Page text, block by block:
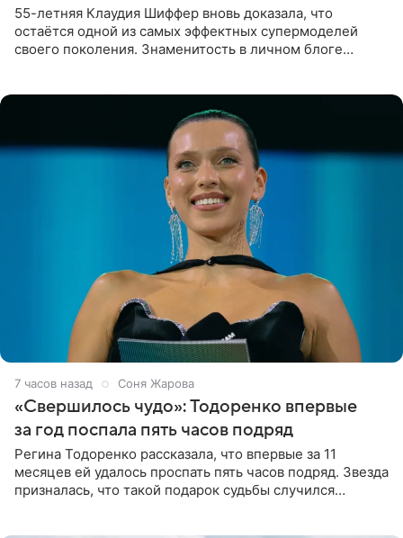
55-летняя Клаудия Шиффер вновь доказала, что
остаётся одной из самых эффектных супермоделей
своего поколения. Знаменитость в личном блоге
7 часов назад Соня Жарова
«Свершилось чудо»: Тодоренко впервые
за год поспала пять часов подряд
Регина Тодоренко рассказала, что впервые за 11
месяцев ей удалось проспать пять часов подряд. Звезда
призналась, что такой подарок судьбы случился